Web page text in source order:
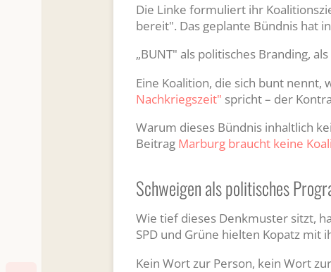
Die Linke formuliert ihr
bereit". Das geplante Bündnis hat
„BUNT" als politisches Branding,
Eine Koalition, die sich bunt
Nachkriegszeit" spricht – der
Warum dieses Bündnis inhaltlich
Beitrag Marburg braucht keine
Schweigen als politisches
Wie tief dieses Denkmuster sitzt,
SPD und Grüne hielten Kopatz mit
Kein Wort zur Person, kein Wort